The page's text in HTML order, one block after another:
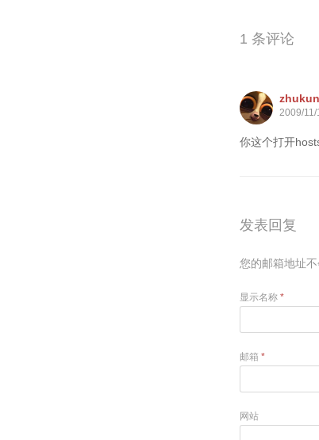
1 条评论
zhukun
2009/11/
你这个打开
发表回复
您的邮箱地址不
显示名称 *
邮箱 *
网站